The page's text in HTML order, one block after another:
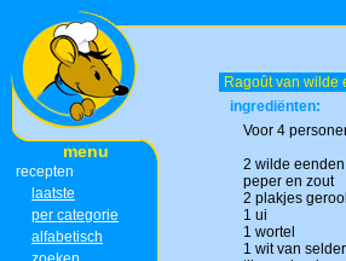
menu
recepten
laatste
per categorie
alfabetisch
Ragoût van wilde
ingrediënten:
Voor 4
2 wilde eenden
peper en zout
2 plakjes
1 ui
1 wortel
1 wit van selder